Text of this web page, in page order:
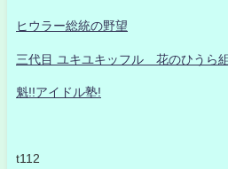
ヒウラー総統の野望
三代目 ユキユキッフル 花のひうら組
魁!!アイドル塾!
t112